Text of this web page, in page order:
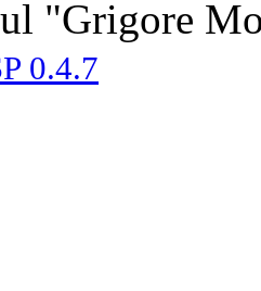
"Grigore
0.4.7